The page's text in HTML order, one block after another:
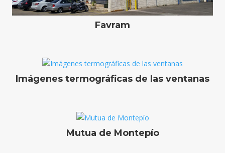
Favram
Imágenes termográficas de las ventanas
Mutua de Montepío